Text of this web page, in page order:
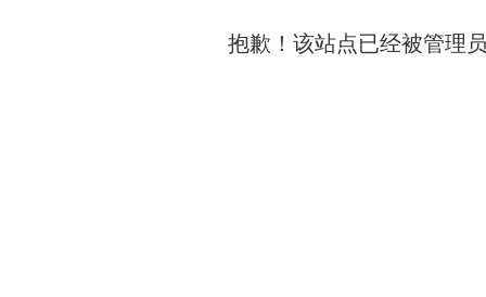
抱歉！该站点已经被管理